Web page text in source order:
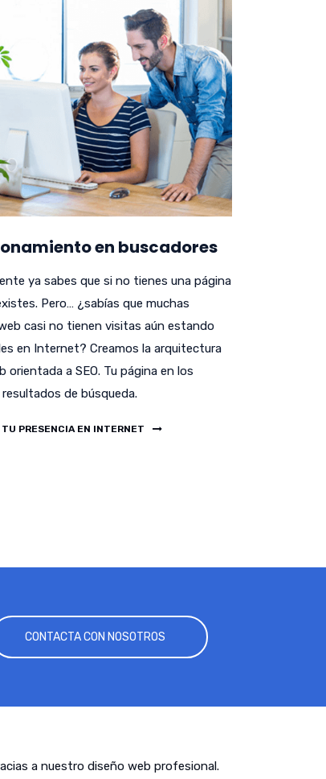
en buscadores
ya sabes que si no tienes una página
Pero… ¿sabías que muchas
casi no tienen visitas aún estando
en Internet? Creamos la arquitectura
orientada a SEO. Tu página en los
de búsqueda.
PRESENCIA EN INTERNET
CONTACTA CON NOSOTROS
a nuestro diseño web profesional.